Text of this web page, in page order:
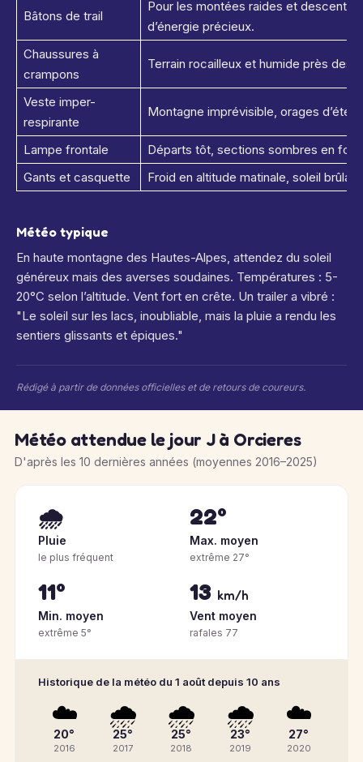
Bâtons de trail
Pour les montées raides et
d’énergie précieux.
Chaussures à
crampons
Terrain rocailleux et humide près des
Veste imper-
respirante
Montagne imprévisible, orages d’été
Lampe frontale
Départs tôt, sections sombres en
Gants et casquette
Froid en altitude matinale, soleil
Météo typique
En haute montagne des Hautes-Alpes, attendez du soleil
généreux mais des averses soudaines. Températures : 5-
20°C selon l’altitude. Vent fort en crête. Un trailer a vibré :
"Le soleil sur les lacs, inoubliable, mais la pluie a rendu les
sentiers glissants et épiques."
Rédigé à partir de données officielles et de retours de coureurs.
Météo attendue le jour J à Orcieres
D'après les 10 dernières années (moyennes 2016–2025)
🌧️
Pluie
le plus fréquent
22°
Max. moyen
extrême 27°
11°
Min. moyen
extrême 5°
13 km/h
Vent moyen
rafales 77
Historique de la météo du 1 août depuis 10 ans
☁️
20°
2016
🌧️
25°
2017
🌧️
25°
2018
🌧️
23°
2019
☁️
27°
2020